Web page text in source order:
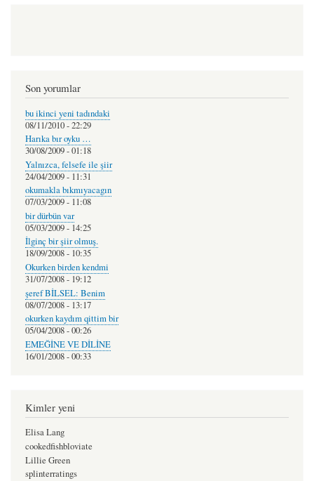
Son yorumlar
bu ikinci yeni tadındaki
08/11/2010 - 22:29
Harıka bır oyku …
30/08/2009 - 01:18
Yalnızca, felsefe ile şiir
24/04/2009 - 11:31
okumakla bıkmıyacagın
07/03/2009 - 11:08
bir dürbün var
05/03/2009 - 14:25
İlginç bir şiir olmuş.
18/09/2008 - 10:35
Okurken birden kendmi
31/07/2008 - 19:12
şeref BİLSEL: Benim
08/07/2008 - 13:17
okurken kaydım qittim bir
05/04/2008 - 00:26
EMEĞİNE VE DİLİNE
16/01/2008 - 00:33
Kimler yeni
Elisa Lang
cookedfishbloviate
Lillie Green
splinterratings